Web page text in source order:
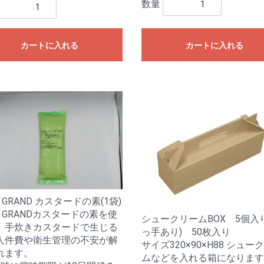
カートに入れる
数量
カートに入れる
カスタードの素(1袋)
GRANDカスタードの素を使
手炊きカスタードで生じる
件費や衛生管理の不安が解
す。
シュークリームBOX 5個入
っ手あり) 50枚入り
サイズ320×90×H88 シュー
ムなどを入れる箱になりま